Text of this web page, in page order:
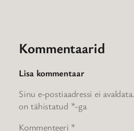
Kommentaarid
Lisa kommentaar
Sinu e-postiaadressi ei avaldata.
on tähistatud *-ga
Kommenteeri *